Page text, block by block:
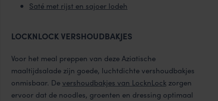
Saté met rijst en sajoer lodeh
LOCKNLOCK VERSHOUDBAKJES
Voor het meal preppen van deze Aziatische
maaltijdsalade zijn goede, luchtdichte vershoudbakjes
onmisbaar. Devershoudbakjes van LocknLockzorgen
ervoor dat de noodles, groenten en dressing optimaal